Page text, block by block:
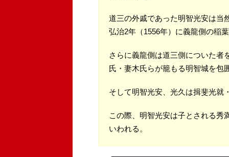
道三の外戚であった明智光安は当
弘治2年（1556年）に義龍側の稲
さらに義龍側は道三側についた者
氏・妻木氏らが籠もる明智城を包
そして明智光安、光久は揖斐光就
この際、明智光安は子とされる秀
いわれる。